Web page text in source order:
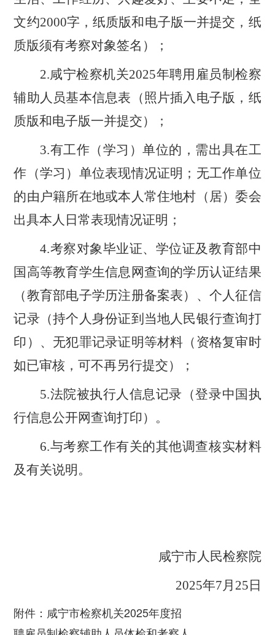
文约2000字，纸质版和电子版一并提交，纸
质版须有考察对象签名）；
2.咸宁检察机关2025年聘用雇员制检察
辅助人员基本信息表（照片插入电子版，纸
质版和电子版一并提交）；
3.有工作（学习）单位的，需出具在工
作（学习）单位表现情况证明；无工作单位
的由户籍所在地或本人常住地村（居）委会
出具本人日常表现情况证明；
4.考察对象毕业证、学位证及教育部中
国高等教育学生信息网查询的学历认证结果
（教育部电子学历注册备案表）、个人征信
记录（持个人身份证到当地人民银行查询打
印）、无犯罪记录证明等材料（资格复审时
如已审核，可不再另行提交）；
5.法院被执行人信息记录（登录中国执
行信息公开网查询打印）。
6.与考察工作有关的其他调查核实材料
及有关说明。
咸宁市人民检察院
2025年7 月 25 日
附件： 咸宁市检察机关2025年度招